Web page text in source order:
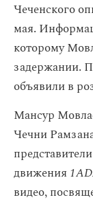
Чеченского
мая.
которому
задержании.
объявили в
Мансур
Чечни
движения
видео,